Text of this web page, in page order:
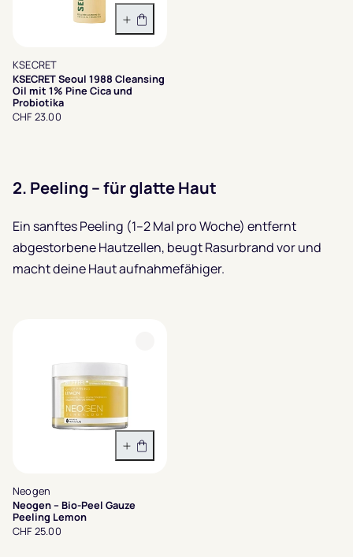
In den Warenkorb
KSECRET
KSECRET Seoul 1988 Cleansing
Oil mit 1% Pine Cica und
Probiotika
CHF 23.00
2. Peeling – für glatte Haut
Ein sanftes Peeling (1–2 Mal pro Woche) entfernt
abgestorbene Hautzellen, beugt Rasurbrand vor und
macht deine Haut aufnahmefähiger.
In den Warenkorb
Neogen
Neogen – Bio-Peel Gauze
Peeling Lemon
CHF 25.00